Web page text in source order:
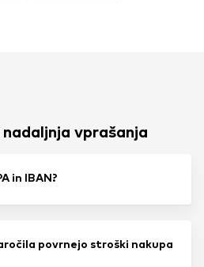
vprašanja
in IBAN?
povrnejo stroški nakupa